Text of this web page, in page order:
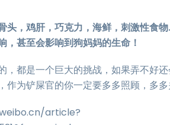
头，鸡肝，巧克力，海鲜，刺激性食
，甚至会影响到狗妈妈的生命！
都是一个巨大的挑战，如果弄不好还
作为铲屎官的你一定要多多照顾，多
article?